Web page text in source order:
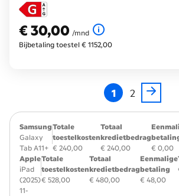
€ 30,00
€ 30,00
per maand
/mnd
Bijbetaling toestel € 1152,00
1 2
Samsung
Galaxy
Tab A11+
Totale
toestelkosten
€ 240,00
Totaal
kredietbedrag
€ 240,00
€ 0,00
Apple
iPad
(2025)
11-
Totale
toestelkosten
€ 528,00
Totaal
kredietbedrag
€ 480,00
Eenmalige
betaling
€ 48,00